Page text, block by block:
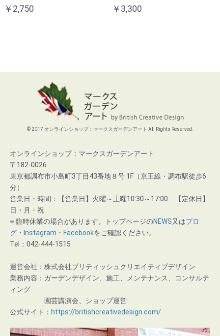
￥2,750 ￥3,300
© 2017 オンラインショップ：マークスガーデンアート All Rights Reserved.
オンラインショップ：マークスガーデンアート
〒182-0026
東京都調布市小島町3丁目43番地８号 1F（京王線・調布駅徒歩6
分）
営業日・時間：【営業日】火曜～土曜10:30～17:00 【定休日】
日・月・祝
※ 臨時休業の場合があります。トップページのNEWS又はブロ
グ ・ Instagram ・ Facebookをご確認ください。
Tel：042-444-1515
運営会社：株式会社ブリティッシュクリエイティブデザイン
業務内容：ガーデンデザイン、施工、メンテナンス、コンサルテ
ィング
園芸講演会、ショップ運営
公式サイト： https://britishcreativedesign.com/